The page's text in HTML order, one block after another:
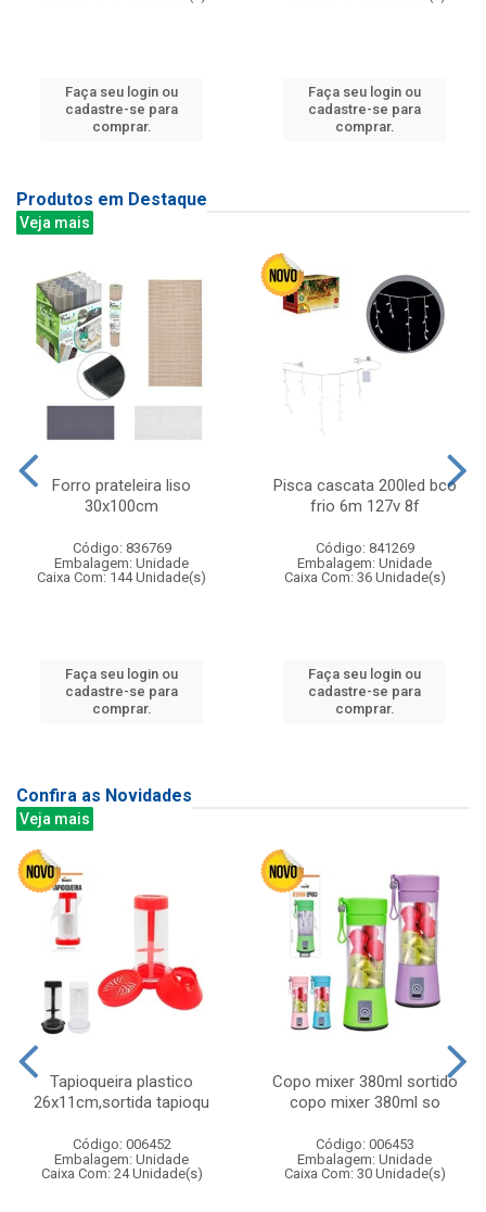
Faça seu login ou
cadastre-se para
comprar.
Faça seu login ou
cadastre-se para
comprar.
Produtos em Destaque
Veja mais
Forro prateleira liso
30x100cm
Código: 836769
Embalagem: Unidade
Caixa Com: 144 Unidade(s)
Faça seu login ou
cadastre-se para
comprar.
Pisca cascata 200led bco
frio 6m 127v 8f
Código: 841269
Embalagem: Unidade
Caixa Com: 36 Unidade(s)
Faça seu login ou
cadastre-se para
comprar.
Confira as Novidades
Veja mais
Tapioqueira plastico
26x11cm,sortida tapioqu
Código: 006452
Embalagem: Unidade
Caixa Com: 24 Unidade(s)
Copo mixer 380ml sortido
copo mixer 380ml so
Código: 006453
Embalagem: Unidade
Caixa Com: 30 Unidade(s)